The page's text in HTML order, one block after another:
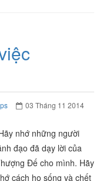
03 Tháng 11 2014
nhớ những người
đạo đã dạy lời của
Đế cho mình. Hãy
cách họ sống và chết